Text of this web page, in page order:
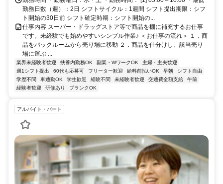
勤務日数（週）：2日 シフトサイクル：1週間 シフト提出期限：シフ
ト開始の30日前 シフト確定時期：シフト開始の...
仕事内容 スーパー・ドラッグストア等で商品を棚に補充するお仕事
です。未経験でも始めやすいシンプル作業♪ ＜お仕事の流れ＞ １．商
品をバックルームから売り場に移動 ２．商品を仕分けし、該当売り
場に運ぶ ...
業界未経験者歓迎 扶養内勤務OK 副業・WワークOK
主婦・主夫歓迎
週1シフト提出
60代も応募可 フリーター歓迎 給料前払いOK 早朝
シフト自由
学歴不問
車通勤OK 学生歓迎 経験不問 未経験者歓迎 交通費全額支給
午前
経験者歓迎
研修あり ブランクOK
アルバイト・パート